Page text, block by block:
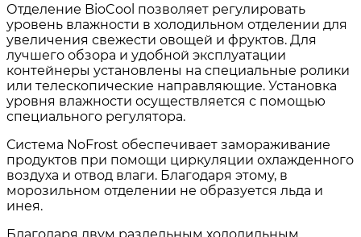
Отделение BioCool позволяет регулировать
уровень влажности в холодильном отделении для
увеличения свежести овощей и фруктов. Для
лучшего обзора и удобной эксплуатации
контейнеры установлены на специальные ролики
или телескопические направляющие. Установка
уровня влажности осуществляется с помощью
специального регулятора.
Система NoFrost обеспечивает замораживание
продуктов при помощи циркуляции охлажденного
воздуха и отвод влаги. Благодаря этому, в
морозильном отделении не образуется льда и
инея.